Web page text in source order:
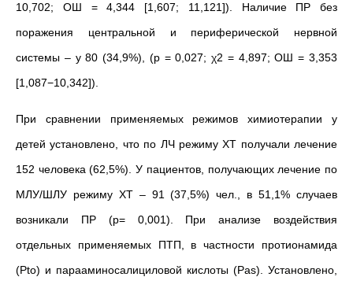
10,702; ОШ = 4,344 [1,607; 11,121]). Наличие ПР без
поражения центральной и периферической нервной
системы – у 80 (34,9%), (р = 0,027; χ2 = 4,897; ОШ = 3,353
[1,087−10,342]).
При сравнении применяемых режимов химиотерапии у
детей установлено, что по ЛЧ режиму ХТ получали лечение
152 человека (62,5%). У пациентов, получающих лечение по
МЛУ/ШЛУ режиму ХТ – 91 (37,5%) чел., в 51,1% случаев
возникали ПР (p= 0,001). При анализе воздействия
отдельных применяемых ПТП, в частности протионамида
(Pto) и парааминосалициловой кислоты (Pas). Установлено,